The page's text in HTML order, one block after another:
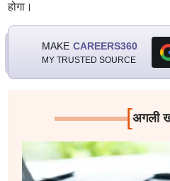
होगा।
MAKE CAREERS360
MY TRUSTED SOURCE
[अगली